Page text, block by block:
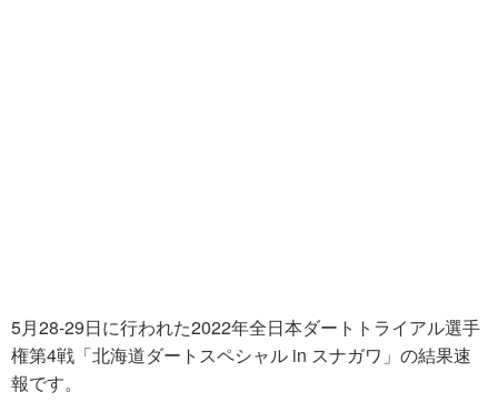
5月28-29日に行われた2022年全日本ダートトライアル選手
権第4戦「北海道ダートスペシャル in スナガワ」の結果速
報です。